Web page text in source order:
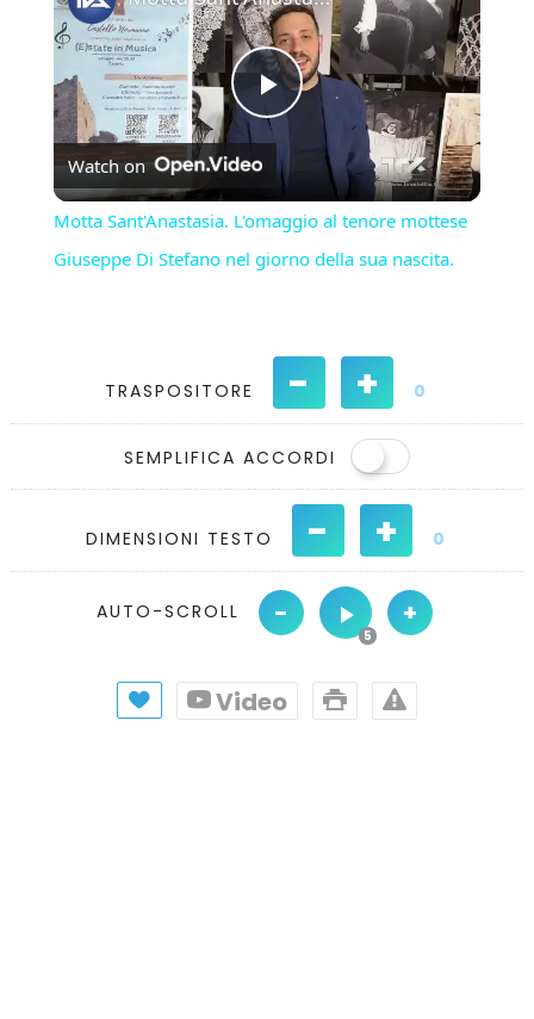
Play
Video
Watch on
Motta Sant'Anastasia. L'omaggio al tenore mottese
Giuseppe Di Stefano nel giorno della sua nascita.
TRASPOSITORE - + 0
SEMPLIFICA ACCORDI
DIMENSIONI TESTO - + 0
AUTO-SCROLL - +
Video